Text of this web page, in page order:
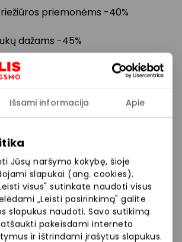
Išsami informacija Apie
Jūsų naršymo kokybę, šioje
slapukai (ang. cookies).
visus" sutinkate naudoti visus
„Leisti pasirinkimą" galite
slapukus naudoti. Savo sutikimą
pakeisdami interneto
ir ištrindami įrašytus slapukus.
priemonėms -40%
dažams -45%
diskeliams ir pagaliukams -40%
-40%
ir lapeliams -50%
Age Expert veido priežiūros
priežiūros priemonėms -35%